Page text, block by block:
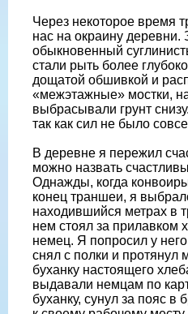
Через некоторое время
нас на окраину деревни.
обыкновенный
стали рыть более
дощатой обшивкой и
«межэтажные» мостки,
выбрасывали грунт
так как сил не было
В деревне я пережил
можно назвать
Однажды, когда
конец траншеи, я
находившийся метрах в
нем стоял за прилавком
немец. Я попросил у
снял с полки и протянул
буханку настоящего
выдавали немцам по
буханку, сунул за пояс в